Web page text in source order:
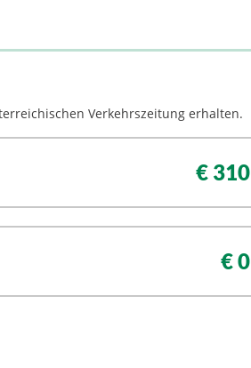
Verkehrszeitung erhalten.
€ 310
€ 0